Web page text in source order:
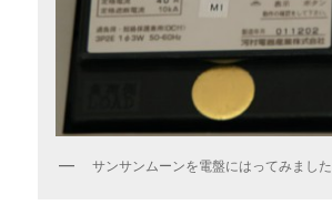
サンサンムーンを電盤にはってみました